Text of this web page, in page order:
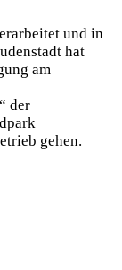
und in
hat
am
der
gehen.